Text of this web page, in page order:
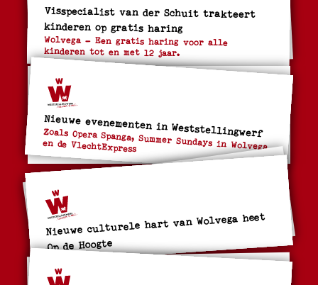
Visspecialist van der Schuit trakteert
kinderen op gratis haring
Wolvega – Een gratis haring voor alle
kinderen tot en met 12 jaar.
Nieuwe evenementen in Weststellingwerf
Zoals Opera Spanga, Summer Sundays in Wolvega
en de VlechtExpress
Nieuwe culturele hart van Wolvega heet
Op de Hoogte